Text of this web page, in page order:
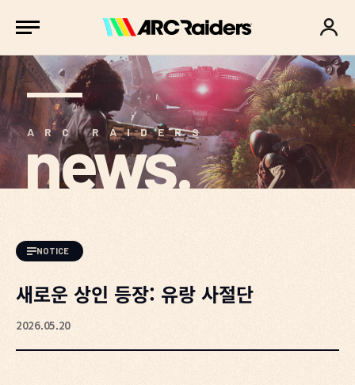
ARC RAIDERS
news.
NOTICE
새로운 상인 등장: 유랑 사절단
2026.05.20